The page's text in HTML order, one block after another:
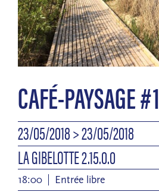
CAFÉ-PAYSAGE #1
23/05/2018> 23/05/2018
LA GIBELOTTE 2.15.0.0
18:00 Entrée libre